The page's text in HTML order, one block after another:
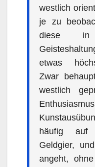
westlich
je zu
diese in
etwas
Zwar
westlich
häufig auf
Geldgier,
angeht,